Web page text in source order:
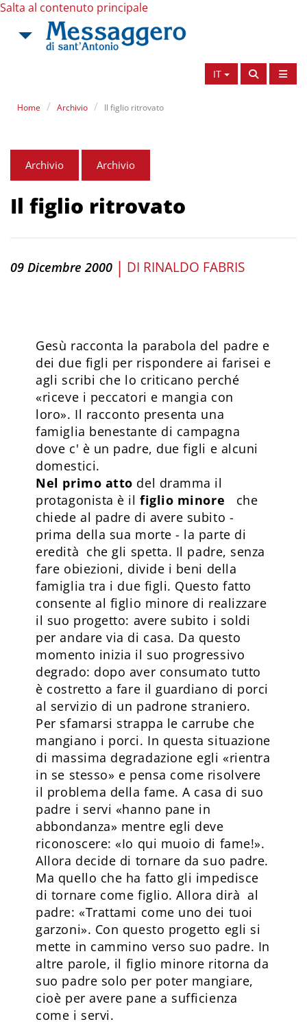
Salta al contenuto principale
IT
Home Archivio Il figlio ritrovato
Archivio Archivio
Il figlio ritrovato
09 Dicembre 2000 | DI RINALDO FABRIS
Gesù racconta la parabola del padre e
dei due figli per rispondere ai farisei e
agli scribi che lo criticano perché
«riceve i peccatori e mangia con
loro». Il racconto presenta una
famiglia benestante di campagna
dove c' è un padre, due figli e alcuni
domestici.
Nel primo atto del dramma il
protagonista è ilfiglio minore
che
chiede al padre di avere subito -
prima della sua morte - la parte di
eredità che gli spetta. Il padre, senza
fare obiezioni, divide i beni della
famiglia tra i due figli. Questo fatto
consente al figlio minore di realizzare
il suo progetto: avere subito i soldi
per andare via di casa. Da questo
momento inizia il suo progressivo
degrado: dopo aver consumato tutto
è costretto a fare il guardiano di porci
al servizio di un padrone straniero.
Per sfamarsi strappa le carrube che
mangiano i porci. In questa situazione
di massima degradazione egli «rientra
in se stesso» e pensa come risolvere
il problema della fame. A casa di suo
padre i servi «hanno pane in
abbondanza» mentre egli deve
riconoscere: «Io qui muoio di fame!».
Allora decide di tornare da suo padre.
Ma quello che ha fatto gli impedisce
di tornare come figlio. Allora dirà al
padre: «Trattami come uno dei tuoi
garzoni». Con questo progetto egli si
mette in cammino verso suo padre. In
altre parole, il figlio minore ritorna da
suo padre solo per poter mangiare,
cioè per avere pane a sufficienza
come i servi.